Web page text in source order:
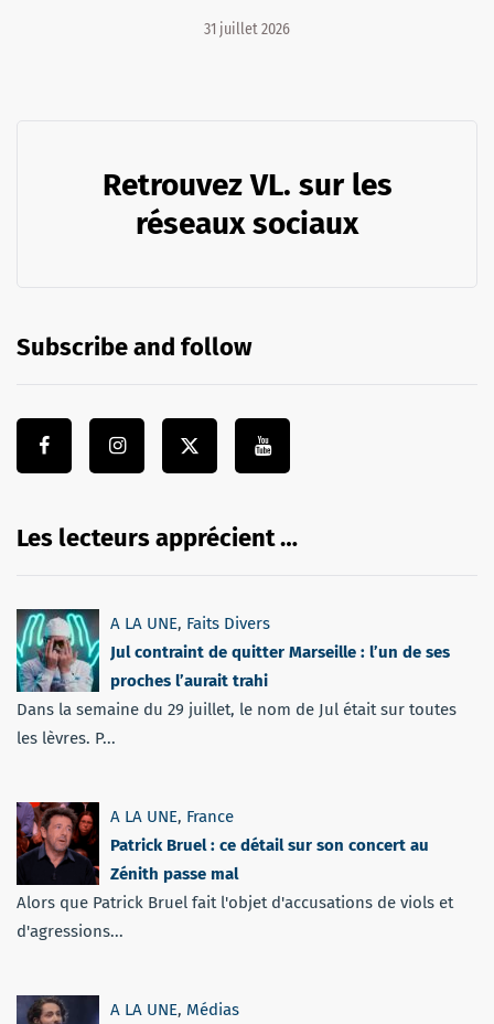
31 juillet 2026
Retrouvez VL. sur les
réseaux sociaux
Subscribe and follow
Les lecteurs apprécient …
A LA UNE, Faits Divers
Jul contraint de quitter Marseille : l’un de ses
proches l’aurait trahi
Dans la semaine du 29 juillet, le nom de Jul était sur toutes
les lèvres. P...
A LA UNE, France
Patrick Bruel : ce détail sur son concert au
Zénith passe mal
Alors que Patrick Bruel fait l'objet d'accusations de viols et
d'agressions...
A LA UNE, Médias